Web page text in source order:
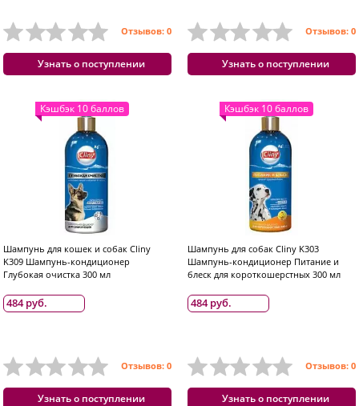
Отзывов: 0
Узнать о поступлении
Отзывов: 0
Узнать о поступлении
Кэшбэк 10 баллов
Шампунь для кошек и собак Cliny
K309 Шампунь-кондиционер
Глубокая очистка 300 мл
484 руб.
Отзывов: 0
Узнать о поступлении
Кэшбэк 10 баллов
Шампунь для собак Cliny K303
Шампунь-кондиционер Питание и
блеск для короткошерстных 300 мл
484 руб.
Отзывов: 0
Узнать о поступлении